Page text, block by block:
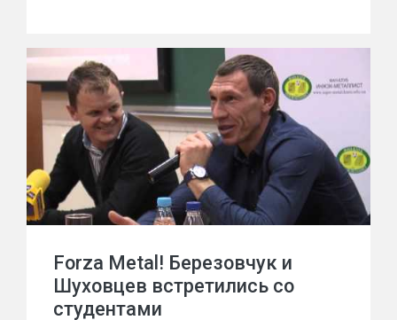
Forza Metal! Березовчук и
Шуховцев встретились со
студентами